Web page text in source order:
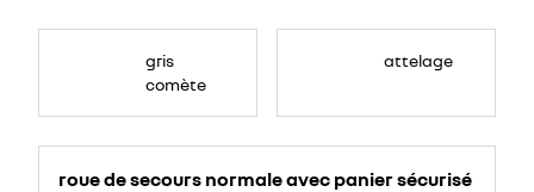
gris
comète
roue de secours normale avec panier sécurisé
attelage